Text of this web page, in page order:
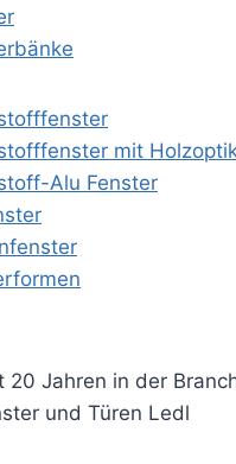
mit
Alu Fenster
20 Jahren in der
und Türen Ledl